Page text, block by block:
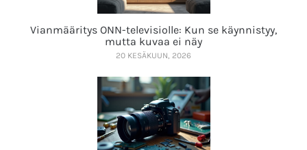
Vianmääritys ONN-televisiolle: Kun se käynnistyy,
mutta kuvaa ei näy
20 KESÄKUUN, 2026